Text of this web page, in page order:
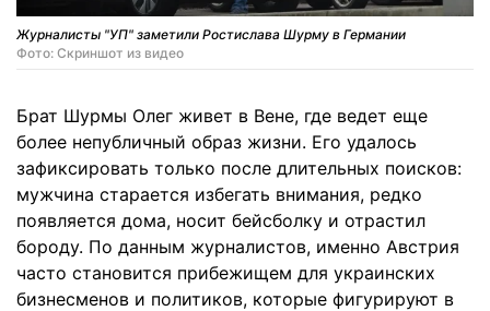
Журналисты "УП" заметили Ростислава Шурму в Германии
Фото: Скриншот из видео
Брат Шурмы Олег живет в Вене, где ведет еще
более непубличный образ жизни. Его удалось
зафиксировать только после длительных поисков:
мужчина старается избегать внимания, редко
появляется дома, носит бейсболку и отрастил
бороду. По данным журналистов, именно Австрия
часто становится прибежищем для украинских
бизнесменов и политиков, которые фигурируют в